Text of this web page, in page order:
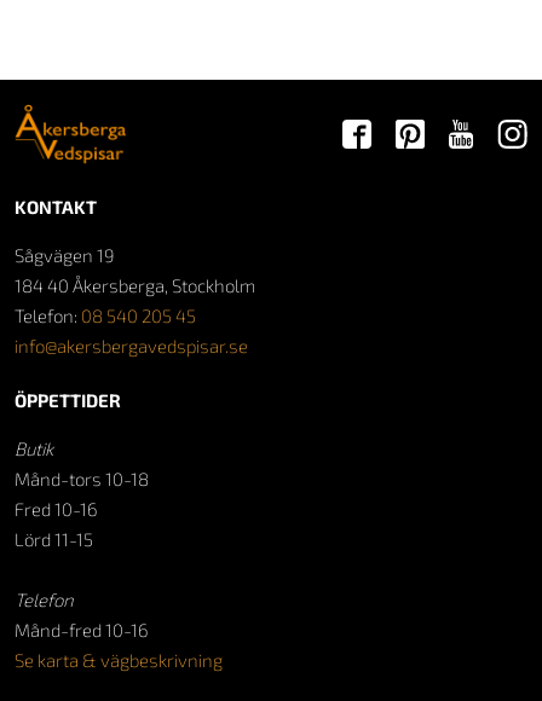
KONTAKT
Sågvägen 19
184 40 Åkersberga, Stockholm
Telefon: 08 540 205 45
info@akersbergavedspisar.se
ÖPPETTIDER
Butik
Månd-tors 10-18
Fred 10-16
Lörd 11-15
Telefon
Månd-fred 10-16
Se karta & vägbeskrivning